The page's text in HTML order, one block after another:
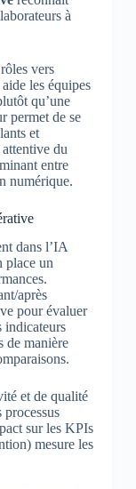
à
vers
les équipes
qu’une
permet de se
et
du
entre
numérique.
dans l’IA
place un
après
pour évaluer
indicateurs
de manière
et de qualité
processus
sur les KPIs
mesure les